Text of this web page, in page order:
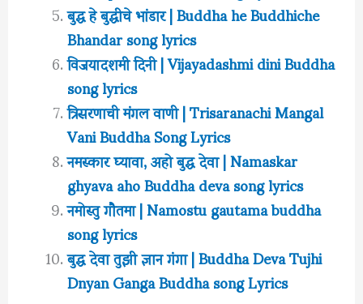
बुद्ध हे बुद्धीचे भांडार | Buddha he Buddhiche
Bhandar song lyrics
विजयादशमी दिनी | Vijayadashmi dini Buddha
song lyrics
त्रिसरणाची मंगल वाणी | Trisaranachi Mangal
Vani Buddha Song Lyrics
नमस्कार घ्यावा, अहो बुद्ध देवा | Namaskar
ghyava aho Buddha deva song lyrics
नमोस्तु गौतमा | Namostu gautama buddha
song lyrics
बुद्ध देवा तुझी ज्ञान गंगा | Buddha Deva Tujhi
Dnyan Ganga Buddha song Lyrics